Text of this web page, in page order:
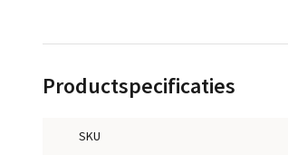
Productspecificaties
SKU